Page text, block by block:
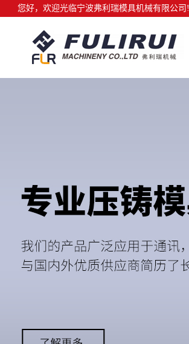
您好，欢迎光临宁波弗利瑞模具机械有限公司!